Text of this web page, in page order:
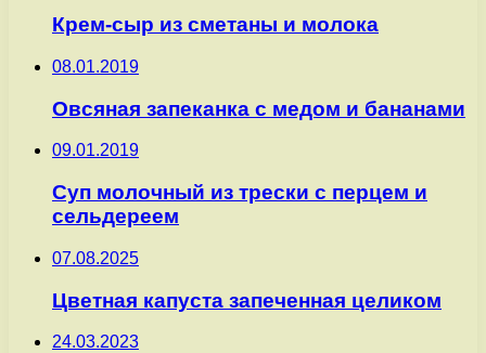
Крем-сыр из сметаны и молока
08.01.2019
Овсяная запеканка с медом и бананами
09.01.2019
Суп молочный из трески с перцем и
сельдереем
07.08.2025
Цветная капуста запеченная целиком
24.03.2023